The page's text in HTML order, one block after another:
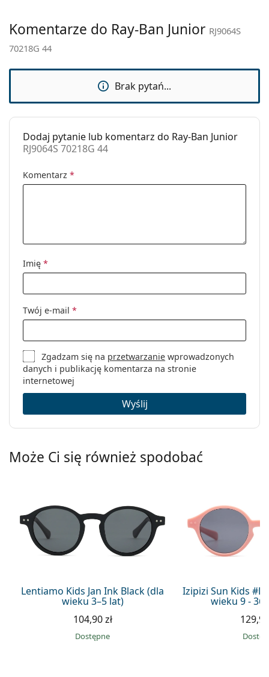
Marka:
Ray-Ban
Zastosowanie:
Kod:
RJ9064S 70218G 44
Komentarze do Ray-Ban Junior RJ9064S
70218G 44
Brak pytań...
Dodaj pytanie lub komentarz do Ray-Ban Junior
RJ9064S 70218G 44
Komentarz *
Imię *
Twój e-mail *
Zgadzam się na przetwarzanie wprowadzonych
danych i publikację komentarza na stronie
internetowej
Wyślij
Może Ci się również spodobać
Lentiamo Kids Jan Ink Black (dla
wieku 3–5 lat)
104,90 zł
Dostępne
Izipizi Sun Kids
wieku 9 - 36